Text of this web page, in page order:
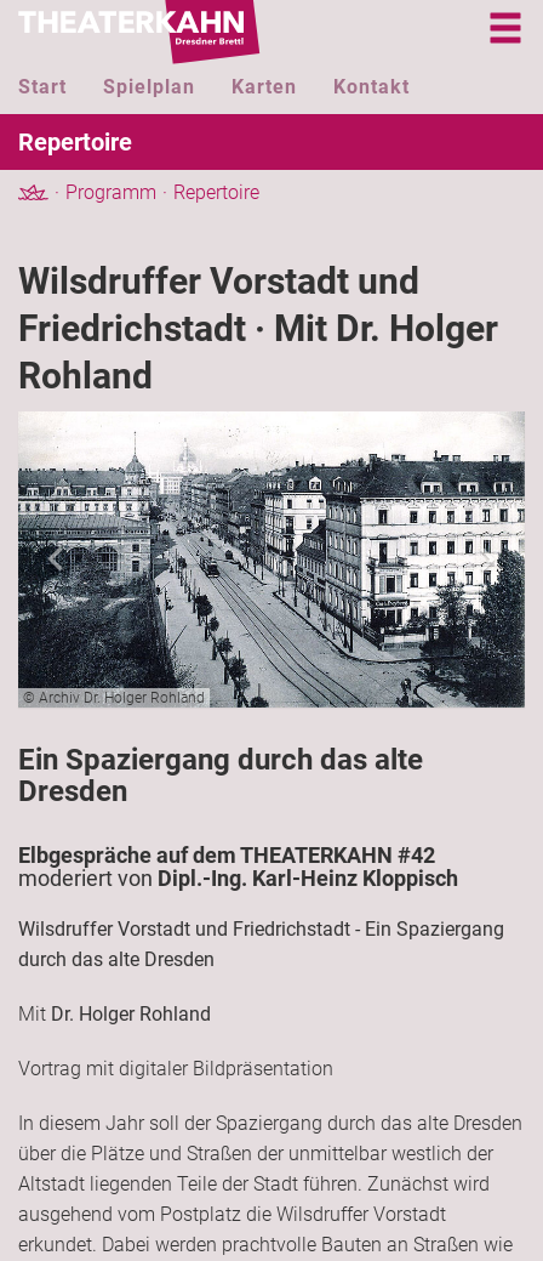
Start Spielplan Karten Kontakt
Repertoire
Programm Repertoire
Wilsdruffer Vorstadt und
Friedrichstadt · Mit Dr. Holger
Rohland
© Archiv Dr. Holger Rohland
Previous Next
Ein Spaziergang durch das alte
Dresden
Elbgespräche auf dem THEATERKAHN #42
moderiert von Dipl.-Ing. Karl-Heinz Kloppisch
Wilsdruffer Vorstadt und Friedrichstadt - Ein Spaziergang
durch das alte Dresden
Mit Dr. Holger Rohland
Vortrag mit digitaler Bildpräsentation
In diesem Jahr soll der Spaziergang durch das alte Dresden
über die Plätze und Straßen der unmittelbar westlich der
Altstadt liegenden Teile der Stadt führen. Zunächst wird
ausgehend vom Postplatz die Wilsdruffer Vorstadt
erkundet. Dabei werden prachtvolle Bauten an Straßen wie